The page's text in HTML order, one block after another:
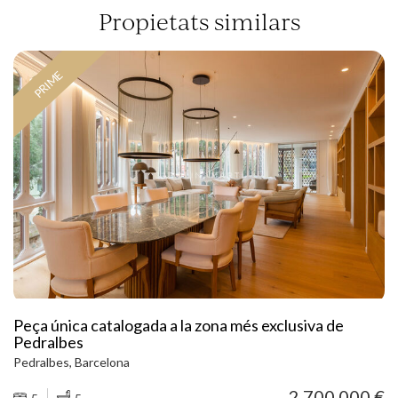
Propietats similars
PRIME
Peça única catalogada a la zona més exclusiva de
Pedralbes
Pedralbes, Barcelona